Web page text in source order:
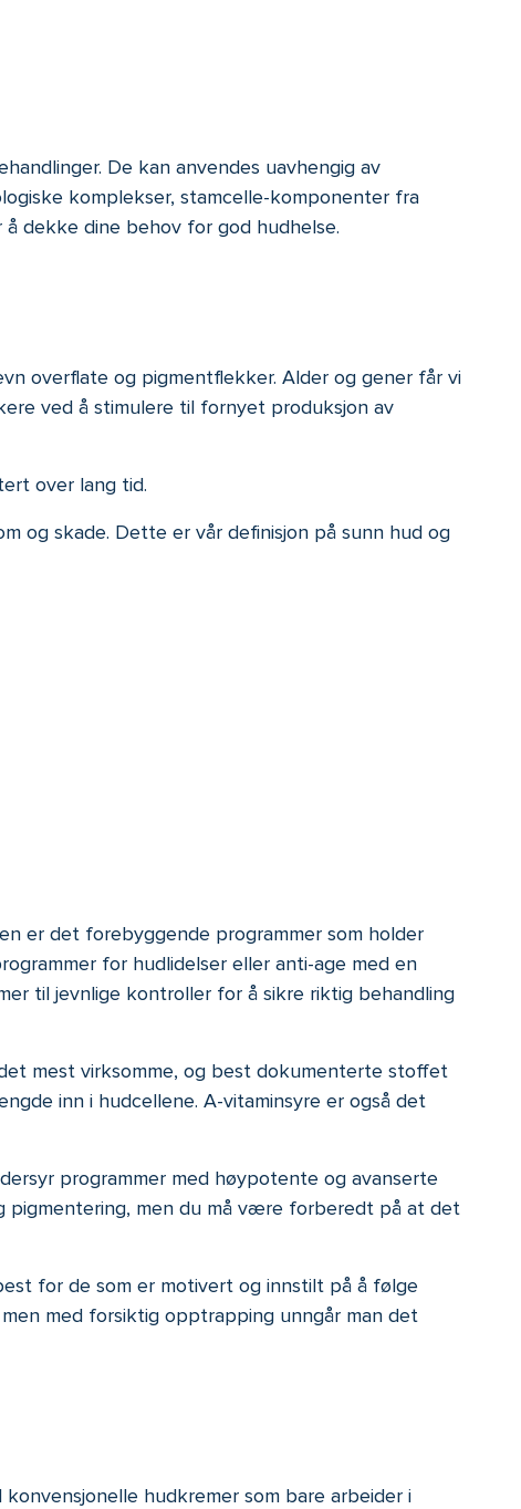
De kan anvendes uavhengig av
komplekser, stamcelle-komponenter fra
dekke dine behov for god hudhelse.
overflate og pigmentflekker. Alder og gener får vi
ved å stimulere til fornyet produksjon av
over lang tid.
og skade. Dette er vår definisjon på sunn hud og
er det forebyggende programmer som holder
for hudlidelser eller anti-age med en
til jevnlige kontroller for å sikre riktig behandling
mest virksomme, og best dokumenterte stoffet
inn i hudcellene. A-vitaminsyre er også det
programmer med høypotente og avanserte
men du må være forberedt på at det
for de som er motivert og innstilt på å følge
med forsiktig opptrapping unngår man det
hudkremer som bare arbeider i